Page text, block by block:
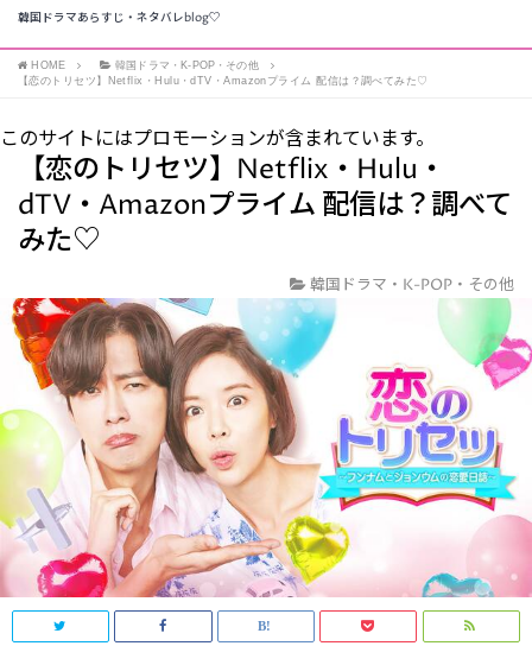
韓国ドラマあらすじ・ネタバレblog♡
HOME
韓国ドラマ・K-POP・その他
【恋のトリセツ】Netflix・Hulu・dTV・Amazonプライム 配信は？調べてみた♡
このサイトにはプロモーションが含まれています。
【恋のトリセツ】Netflix・Hulu・
dTV・Amazonプライム 配信は？調べて
みた♡
韓国ドラマ・K-POP・その他